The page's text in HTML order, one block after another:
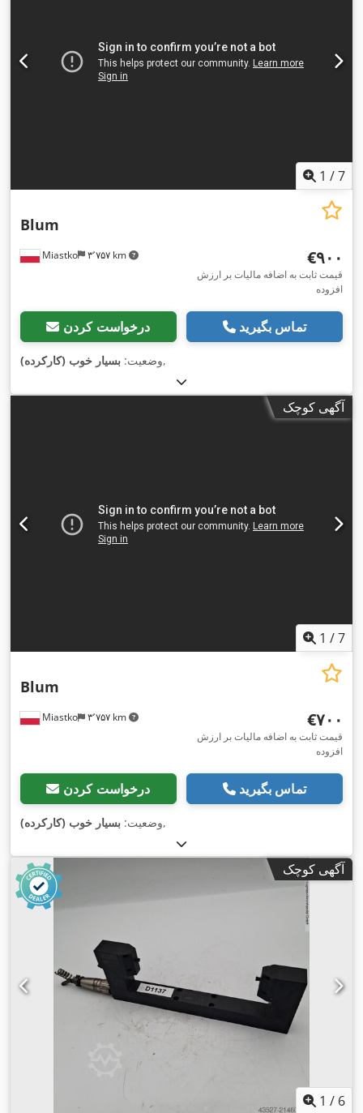
1 /7
Miastko ۳٬۷۵۷ km
Blum
‎€۹۰۰
قیمت ثابت به اضافه مالیات بر ارزش
افزوده
درخواست کردن تماس بگیرید
وضعیت: بسیار خوب (کارکرده) ,
آگهی کوچک
1 /7
Miastko ۳٬۷۵۷ km
Blum
‎€۷۰۰
قیمت ثابت به اضافه مالیات بر ارزش
افزوده
درخواست کردن تماس بگیرید
وضعیت: بسیار خوب (کارکرده) ,
آگهی کوچک
1 / 6